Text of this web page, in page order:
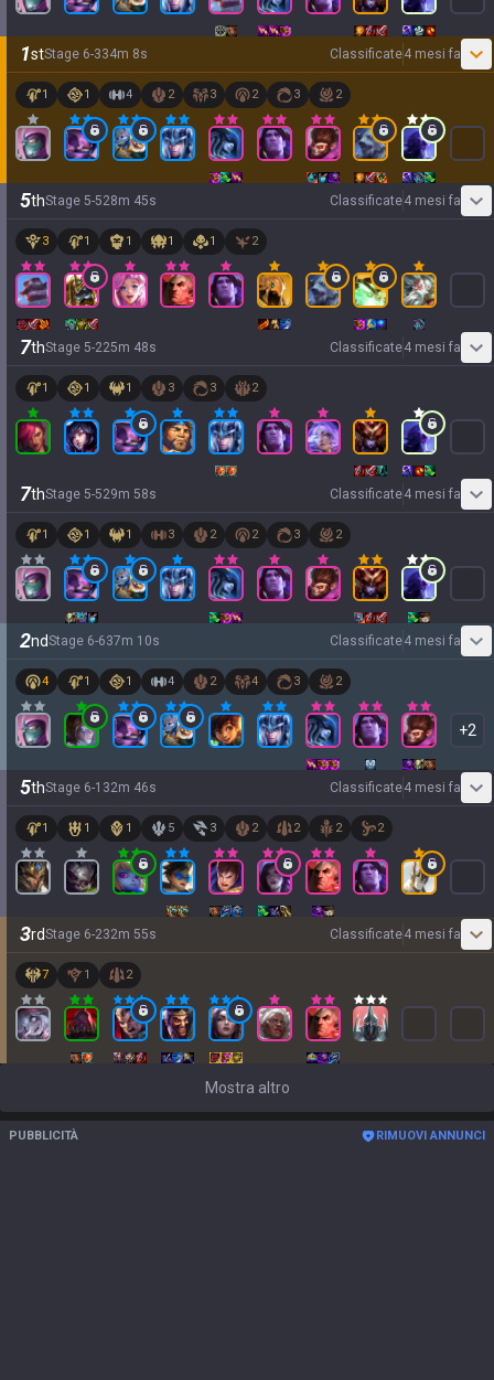
1stStage 6-334m 8s Classificate4 mesi fa
1 1 4 2 3 2 3 2
5thStage 5-528m 45s Classificate4 mesi fa
3 1 1 1 1 2
7thStage 5-225m 48s Classificate4 mesi fa
1 1 1 3 3 2
7thStage 5-529m 58s Classificate4 mesi fa
1 1 1 3 2 2 3 2
2ndStage 6-637m 10s Classificate4 mesi fa
4 1 1 4 2 4 3 2
+2
5thStage 6-1 32m 46s Classificate4 mesi fa
1 1 1 5 3 2 2 2 2
3rdStage 6-232m 55s Classificate4 mesi fa
7 1 2
Mostra altro
PUBBLICITÀ RIMUOVI ANNUNCI